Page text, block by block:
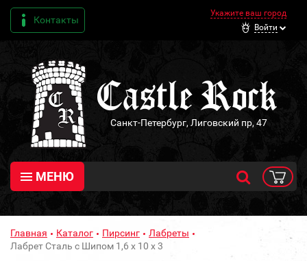
Контакты
Укажите ваш город
Войти
Санкт-Петербург, Лиговский пр, 47
МЕНЮ
Главная Каталог Пирсинг
Лабреты
Лабрет Сталь с Шипом 1,6 х 10 х 3